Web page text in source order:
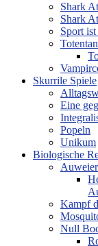
Shark
Shark
Sport
Skurrile Spiele
Eine
Popeln
Unikum
Biologische
Auweier
Kampf
Null